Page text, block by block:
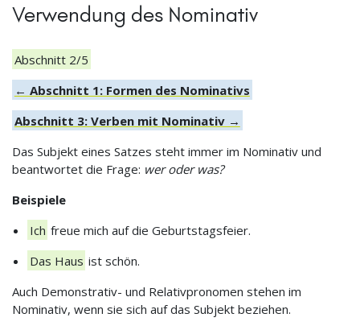
Verwendung des Nominativ
Abschnitt 2/5
← Abschnitt 1: Formen des Nominativs
Abschnitt 3: Verben mit Nominativ →
Das Subjekt eines Satzes steht immer im Nominativ und
beantwortet die Frage: wer oder was?
Beispiele
Ich freue mich auf die Geburtstagsfeier.
Das Haus ist schön.
Auch Demonstrativ- und Relativpronomen stehen im
Nominativ, wenn sie sich auf das Subjekt beziehen.